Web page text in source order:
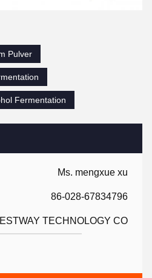
Ms. mengxue xu
86-028-67834796
TECHNOLOGY CO
Pulver
Fermentation